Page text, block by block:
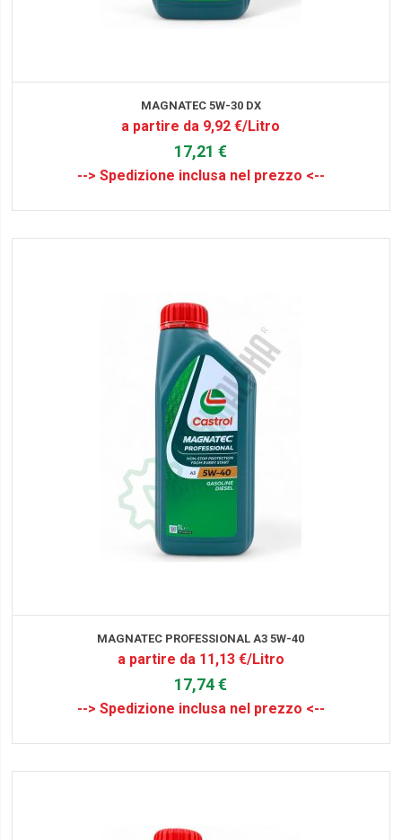
MAGNATEC 5W-30 DX
a partire da 9,92 €/Litro
17,21 €
MAGNATEC PROFESSIONAL A3 5W-40
a partire da 11,13 €/Litro
17,74 €